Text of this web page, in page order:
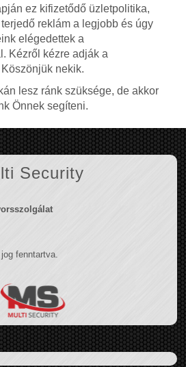
ez kifizetődő üzletpolitika,
reklám a legjobb és úgy
elégedettek a
Kézről kézre adják a
nekik.
lesz ránk szüksége, de akkor
Önnek segíteni.
Security
fenntartva.